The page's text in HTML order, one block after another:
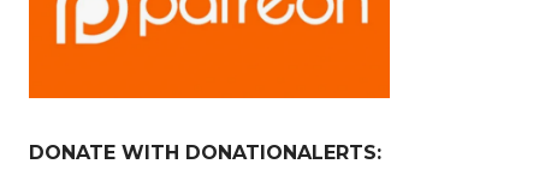
DONATE WITH DONATIONALERTS: